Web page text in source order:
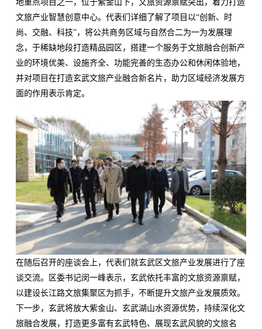
地重点项目之一，位于紫金山下，文旅资源禀赋突出，着力打造
文旅产业智慧创意中心。代表们详细了解了项目以“创新、时
尚、交融、科技”，将公共商务区域与自然合二为一为发展理
念，于稀缺地段打造精品园区，搭建一个服务于文旅融合创新产
业的环境优美、设施齐全、功能完善的生态办公和休闲体验地，
并对项目在打造玄武文旅产业融合新名片，助力区域经济发展方
面的作用表示肯定。
在随后召开的座谈会上，代表们就玄武区文旅产业发展进行了座
谈交流。区委书记闵一峰表示，玄武依托丰富的文旅资源禀赋，
以建设长江路文旅集聚区为抓手，不断提升文旅产业发展质效。
下一步，玄武将放大紫金山、玄武湖山水资源优势，持续深化文
旅融合发展，打造更多富有玄武特色、展现玄武风貌的文旅名